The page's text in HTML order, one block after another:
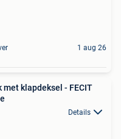
1 aug 26
met klapdeksel - FECIT
Details